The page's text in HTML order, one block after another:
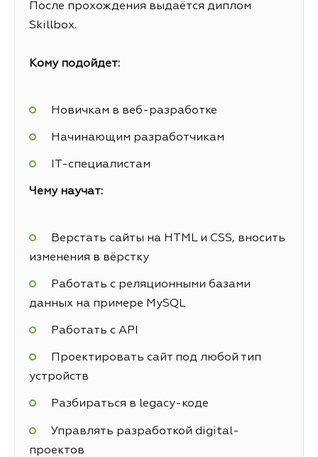
После прохождения выдаётся диплом
Skillbox.
Кому подойдет:
Новичкам в веб-разработке
Начинающим разработчикам
IT-специалистам
Чему научат:
Верстать сайты на HTML и CSS, вносить
изменения в вёрстку
Работать с реляционными базами
данных на примере MySQL
Работать с API
Проектировать сайт под любой тип
устройств
Разбираться в legacy-коде
Управлять разработкой digital-
проектов